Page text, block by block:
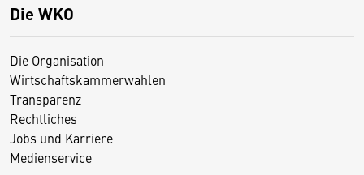
Die WKO
Die Organisation
Wirtschaftskammerwahlen
Transparenz
Rechtliches
Jobs und Karriere
Medienservice